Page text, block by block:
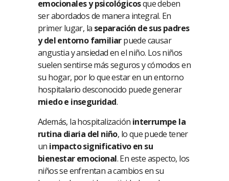
emocionales y psicológicosque deben
ser abordados de manera integral. En
primer lugar, la separación de sus padres
y del entorno familiarpuede causar
angustia y ansiedad en el niño. Los niños
suelen sentirse más seguros y cómodos en
su hogar, por lo que estar en un entorno
hospitalario desconocido puede generar
miedo e inseguridad.
Además, la hospitalización interrumpe la
rutina diaria del niño, lo que puede tener
un impacto significativo en su
bienestar emocional. En este aspecto, los
niños se enfrentan a cambios en su